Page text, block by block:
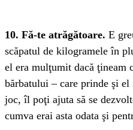
10. Fă-te atrăgătoare. E
scăpatul de kilogramele în
el era mulţumit dacă
bărbatului – care prinde şi
joc, îl poţi ajuta să se
cumva erai asta odata şi